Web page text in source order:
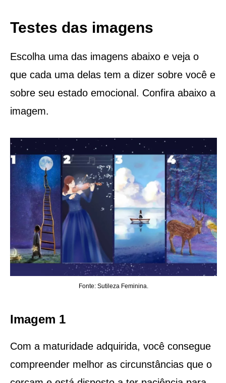
Testes das imagens
Escolha uma das imagens abaixo e veja o
que cada uma delas tem a dizer sobre você e
sobre seu estado emocional. Confira abaixo a
imagem.
Fonte: Sutileza Feminina.
Imagem 1
Com a maturidade adquirida, você consegue
compreender melhor as circunstâncias que o